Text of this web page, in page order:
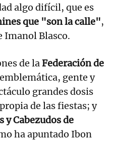
algo difícil, que es
que "son la calle",
Imanol Blasco.
de laFederación de
gente y
grandes dosis
de las fiestas; y
y Cabezudos de
ha apuntado Ibon